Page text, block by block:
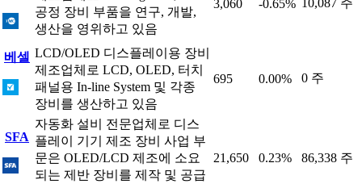
공정 장비 부품을 연구, 개발,
생산을 영위하고 있음
3,060 -0.65% 10,087 주
베셀 LCD/OLED 디스플레이용 장비
제조업체로 LCD, OLED, 터치
패널용 In-line System 및 각종
장비를 생산하고 있음
695 0.00% 0 주
SFA
자동화 설비 전문업체로 디스
플레이 기기 제조 장비 사업 부
문은 OLED/LCD 제조에 소요
되는 제반 장비를 제작 및 공급
21,650 0.23% 86,338 주